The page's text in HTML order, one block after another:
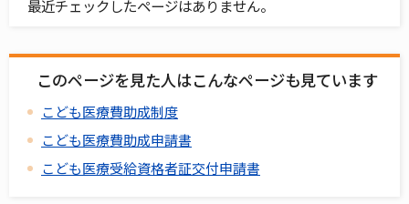
最近チェックしたページはありません。
このページを見た人はこんなページも見ています
こども医療費助成制度
こども医療費助成申請書
こども医療受給資格者証交付申請書